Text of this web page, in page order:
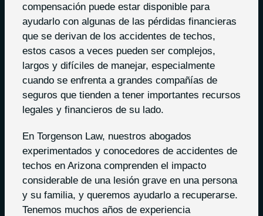
compensación puede estar disponible para
ayudarlo con algunas de las pérdidas financieras
que se derivan de los accidentes de techos,
estos casos a veces pueden ser complejos,
largos y difíciles de manejar, especialmente
cuando se enfrenta a grandes compañías de
seguros que tienden a tener importantes recursos
legales y financieros de su lado.
En Torgenson Law, nuestros abogados
experimentados y conocedores de accidentes de
techos en Arizona comprenden el impacto
considerable de una lesión grave en una persona
y su familia, y queremos ayudarlo a recuperarse.
Tenemos muchos años de experiencia